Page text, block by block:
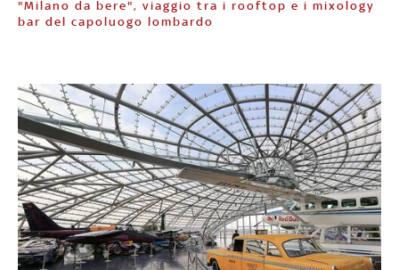
"Milano da bere", viaggio tra i rooftop e i mixology
bar del capoluogo lombardo